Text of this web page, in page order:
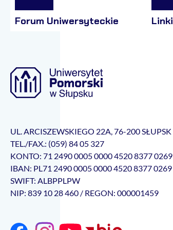
Forum Uniwersyteckie Linki
UL. ARCISZEWSKIEGO 22A, 76-200 SŁUPSK
TEL./FAX.: (059) 84 05 327
KONTO: 71 2490 0005 0000 4520 8377 0269
IBAN: PL71 2490 0005 0000 4520 8377 0269
SWIFT: ALBPPLPW
NIP: 839 10 28 460 / REGON: 000001459